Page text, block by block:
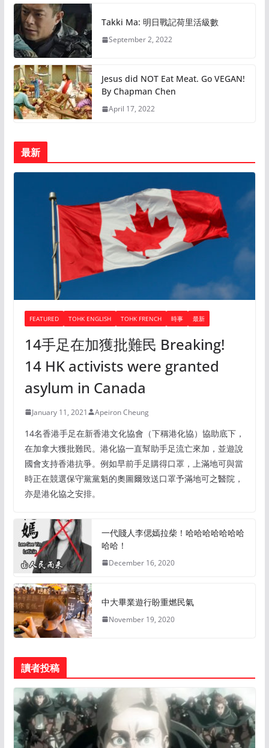
Takki Ma: 明日戰記荷里活級數
September 2, 2022
Jesus did NOT Eat Meat. Go VEGAN!
By Chapman Chen
April 17, 2022
最新
FEATURED TOHK ENGLISH TOHK FRENCH 時事 最新
14手足在加獲批難民 Breaking!
14 HK activists were granted
asylum in Canada
January 11, 2021 Apeiron Cheung
14名香港手足在新香港文化協會（下稱港化協）協助底下，
在加拿大獲批難民。港化協一直幫助手足流亡來加，並遊說
國會支持香港抗爭。例如早前手足購得口罩，上滿地可與當
時正在競選保守黨黨魁的奧圖爾致送口罩予滿地可之醫院，
亦是港化協之安排。
一代賤人李偲嫣拉柴！哈哈哈哈哈哈哈
哈哈！
December 16, 2020
中大畢業遊行盼重燃民氣
November 19, 2020
讀者投稿